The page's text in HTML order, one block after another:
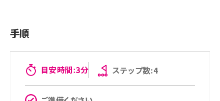
手順
目安時間:3分 ステップ数:4